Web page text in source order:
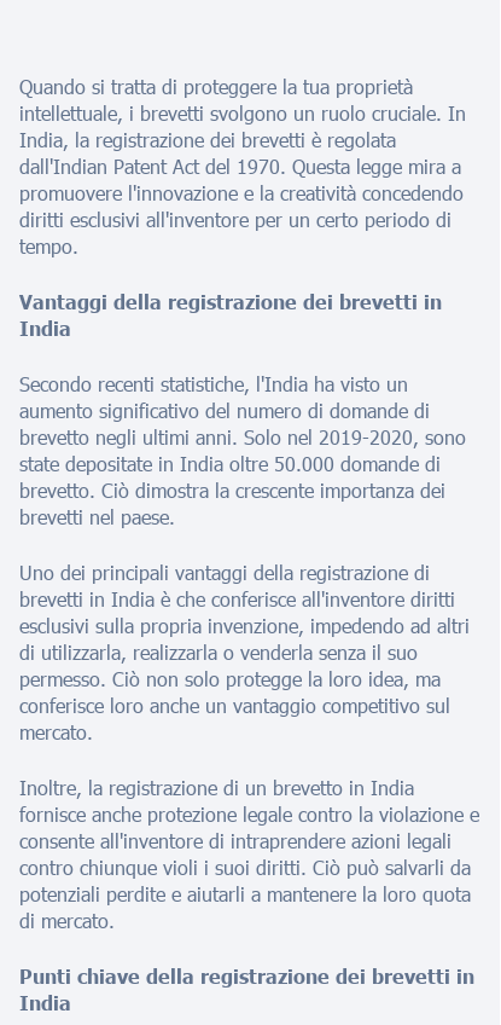
Quando si tratta di proteggere la tua proprietà
intellettuale, i brevetti svolgono un ruolo cruciale. In
India, la registrazione dei brevetti è regolata
dall'Indian Patent Act del 1970. Questa legge mira a
promuovere l'innovazione e la creatività concedendo
diritti esclusivi all'inventore per un certo periodo di
tempo.
Vantaggi della registrazione dei brevetti in
India
Secondo recenti statistiche, l'India ha visto un
aumento significativo del numero di domande di
brevetto negli ultimi anni. Solo nel 2019-2020, sono
state depositate in India oltre 50.000 domande di
brevetto. Ciò dimostra la crescente importanza dei
brevetti nel paese.
Uno dei principali vantaggi della registrazione di
brevetti in India è che conferisce all'inventore diritti
esclusivi sulla propria invenzione, impedendo ad altri
di utilizzarla, realizzarla o venderla senza il suo
permesso. Ciò non solo protegge la loro idea, ma
conferisce loro anche un vantaggio competitivo sul
mercato.
Inoltre, la registrazione di un brevetto in India
fornisce anche protezione legale contro la violazione e
consente all'inventore di intraprendere azioni legali
contro chiunque violi i suoi diritti. Ciò può salvarli da
potenziali perdite e aiutarli a mantenere la loro quota
di mercato.
Punti chiave della registrazione dei brevetti in
India